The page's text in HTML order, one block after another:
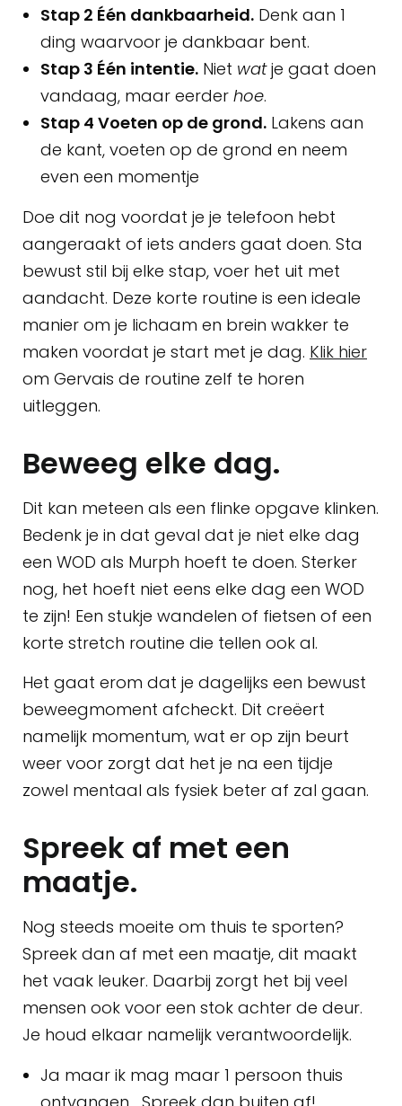
Stap 2 Één dankbaarheid. Denk aan 1
ding waarvoor je dankbaar bent.
Stap 3 Één intentie. Niet watje gaat doen
vandaag, maar eerder hoe.
Stap 4 Voeten op de grond. Lakens aan
de kant, voeten op de grond en neem
even een momentje
Doe dit nog voordat je je telefoon hebt
aangeraakt of iets anders gaat doen. Sta
bewust stil bij elke stap, voer het uit met
aandacht. Deze korte routine is een ideale
manier om je lichaam en brein wakker te
maken voordat je start met je dag. Klik hier
om Gervais de routine zelf te horen
uitleggen.
Beweeg elke dag.
Dit kan meteen als een flinke opgave klinken.
Bedenk je in dat geval dat je niet elke dag
een WOD als Murph hoeft te doen. Sterker
nog, het hoeft niet eens elke dag een WOD
te zijn! Een stukje wandelen of fietsen of een
korte stretch routine die tellen ook al.
Het gaat erom dat je dagelijks een bewust
beweegmoment afcheckt. Dit creëert
namelijk momentum, wat er op zijn beurt
weer voor zorgt dat het je na een tijdje
zowel mentaal als fysiek beter af zal gaan.
Spreek af met een
maatje.
Nog steeds moeite om thuis te sporten?
Spreek dan af met een maatje, dit maakt
het vaak leuker. Daarbij zorgt het bij veel
mensen ook voor een stok achter de deur.
Je houd elkaar namelijk verantwoordelijk.
Ja maar ik mag maar 1 persoon thuis